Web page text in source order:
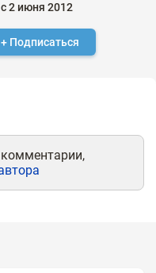
с 2 июня 2012
+ Подписаться